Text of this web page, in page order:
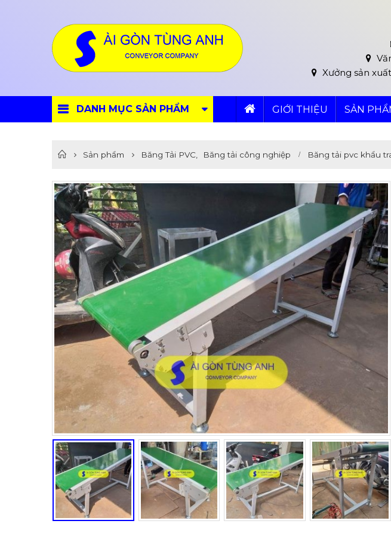
Xưởng sản
DANH MỤC SẢN PHẨM GIỚI THIỆU SẢN
Sản phẩm Băng Tải PVC Băng tải công nghiệp Băng tải pvc khẩu